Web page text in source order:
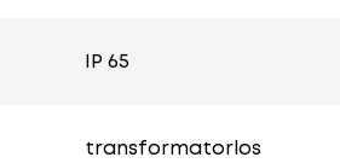
IP 65
transformatorlos